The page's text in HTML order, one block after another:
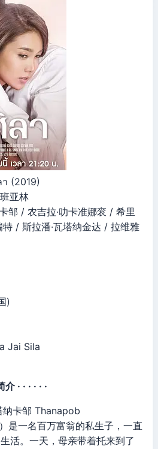
(2019)
亚林
邹 / 农吉拉·叻卡准娜衮 / 希里
特 / 斯拉潘·瓦塔纳金达 / 拉维雅
)
Jai Sila
· · · · · ·
卡邹 Thanapob
是一名百万富翁的私生子，一直
活。一天，母亲带着托来到了